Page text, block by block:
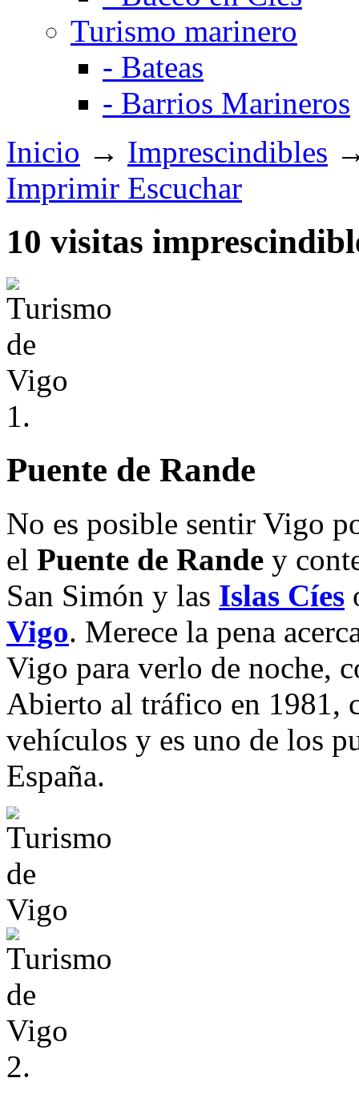
Turismo marinero
- Bateas
- Barrios Marineros
Inicio → Imprescindibles
Imprimir Escuchar
10 visitas
1.
Puente de Rande
No es posible sentir Vigo
el Puente de Rande y
San Simón y las Islas Cíes
Vigo. Merece la pena
Vigo para verlo de noche,
Abierto al tráfico en 1981,
vehículos y es uno de los
España.
2.